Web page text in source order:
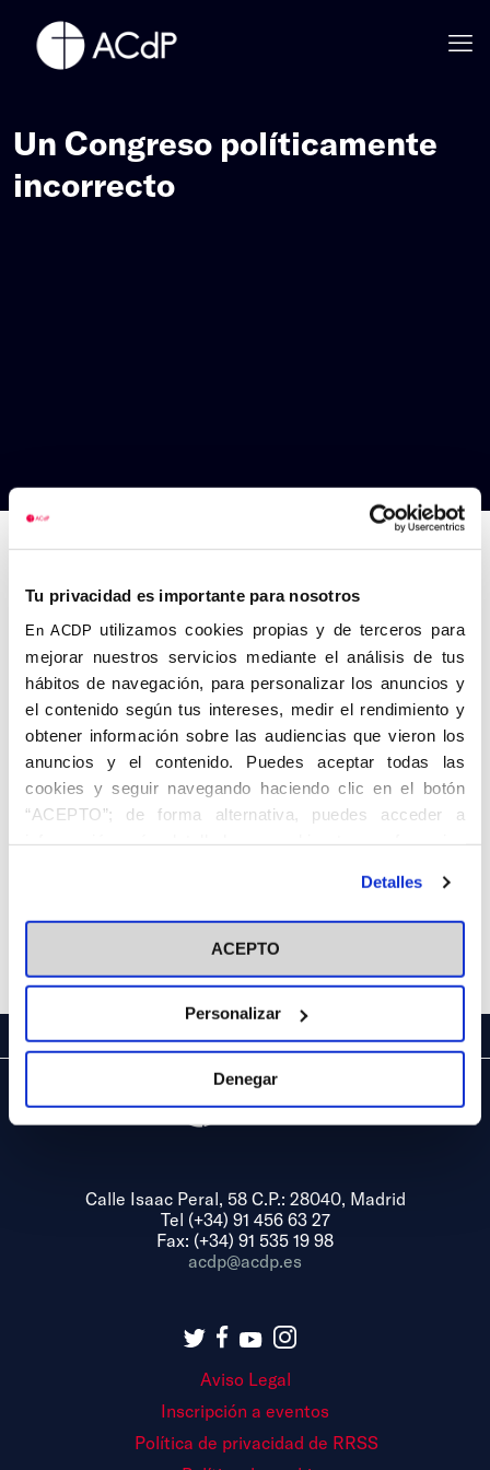
Tu privacidad es importante para nosotros
En ACDP utilizamos cookies propias y de terceros para
mejorar nuestros servicios mediante el análisis de tus
hábitos de navegación, para personalizar los anuncios y
el contenido según tus intereses, medir el rendimiento y
obtener información sobre las audiencias que vieron los
anuncios y el contenido. Puedes aceptar todas las
cookies y seguir navegando haciendo clic en el botón
“ACEPTO”; de forma alternativa, puedes acceder a
información más detallada y cambiar tus preferencias
en el botón "Personalizar". Para más información puedes
visitar nuestra Política de Cookies
Detalles
ACEPTO
Personalizar
Denegar
Un Congreso políticamente
incorrecto
Calle Isaac Peral, 58 C.P.: 28040, Madrid
Tel (+34) 91 456 63 27
Fax: (+34) 91 535 19 98
acdp@acdp.es
Aviso Legal
Inscripción a eventos
Política de privacidad de RRSS